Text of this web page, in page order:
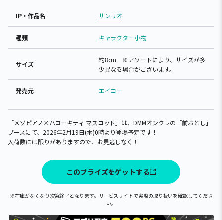
IP・作品名 サンリオ
種類 キャラクター小物
サイズ
約8cm ※アソートにより、サイズが多
少異なる場合がございます。
発売元 エイコー
「メゾピアノ×ハローキティ マスコット」は、DMMオンクレの「前おとし」
ブースにて、2026年2月19日(木)0時より登場予定です！
入荷数には限りがありますので、お見逃しなく！
このプライズをゲットする
※在庫がなくなり次第終了となります。サービスサイトで実際の取り扱いを確認してくださ
い。